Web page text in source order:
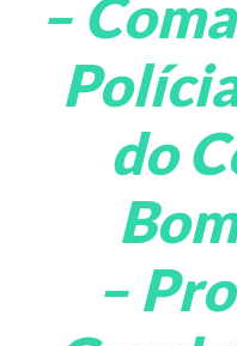
–
do
–